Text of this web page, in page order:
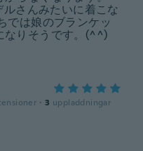
さんみたいに着こな
では娘のブランケッ
なりそうです。(^^)
· 3 uppladdningar